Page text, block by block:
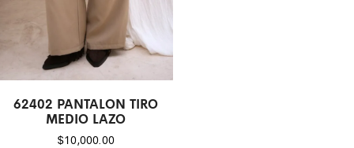
62402 PANTALON TIRO
MEDIO LAZO
$10,000.00